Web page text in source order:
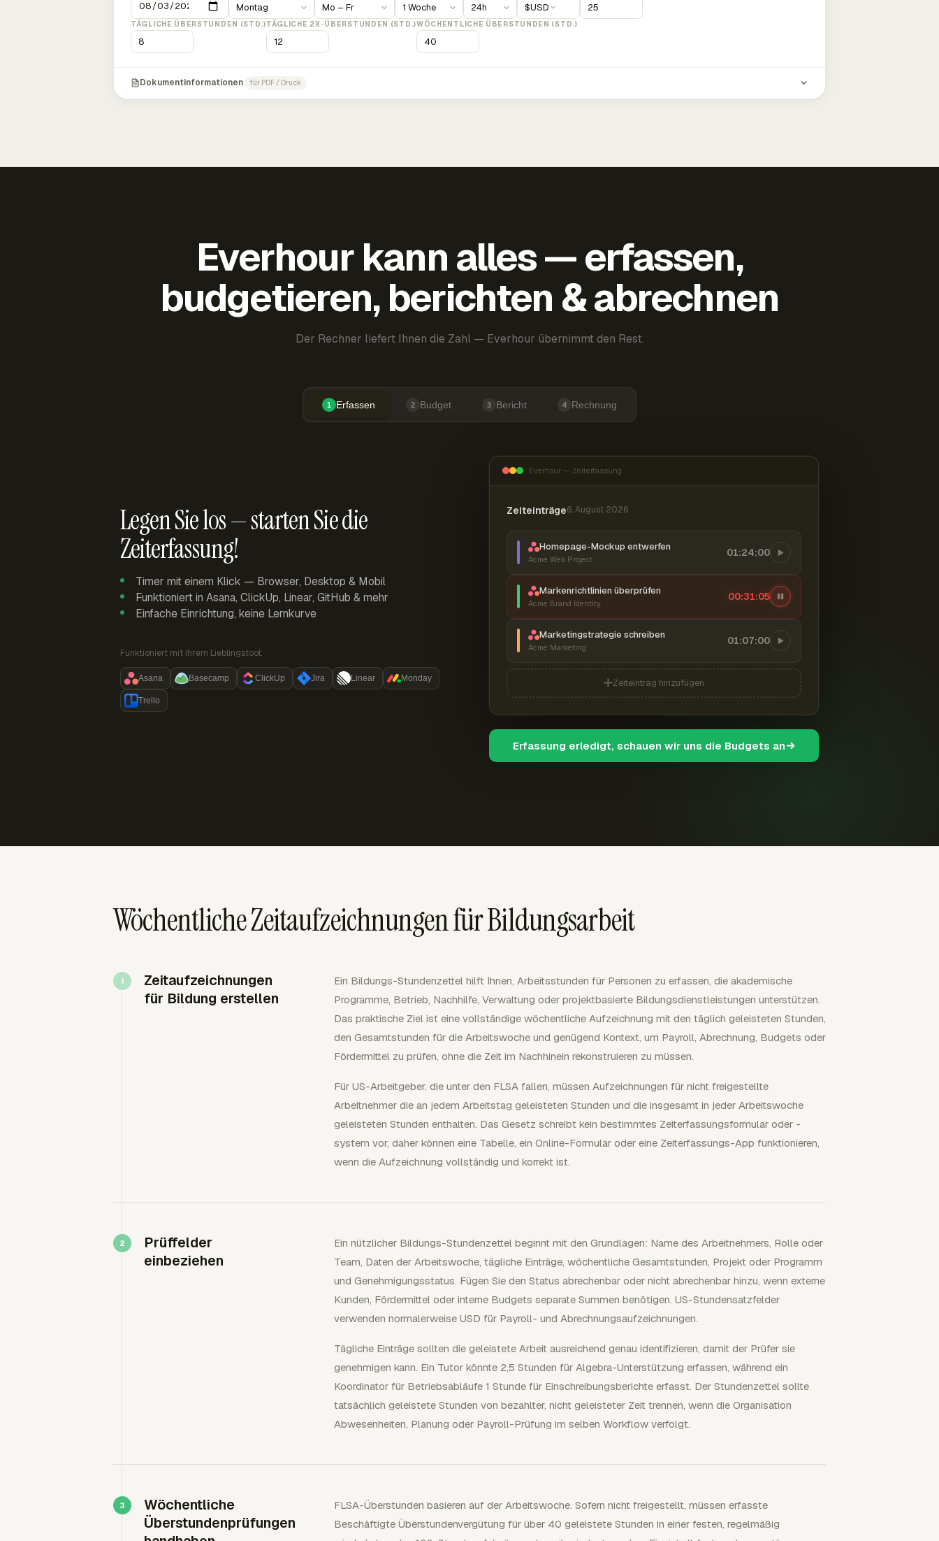
$USD
TÄGLICHE ÜBERSTUNDEN (STD.)TÄGLICHE 2X-ÜBERSTUNDEN (STD.)WÖCHENTLICHE ÜBERSTUNDEN (STD.)
Dokumentinformationen für PDF / Druck
Everhour kann alles — erfassen,
budgetieren, berichten & abrechnen
Der Rechner liefert Ihnen die Zahl — Everhour übernimmt den Rest.
1 Erfassen 2 Budget 3 Bericht 4 Rechnung
Legen Sie los — starten Sie die
Zeiterfassung!
Timer mit einem Klick — Browser, Desktop & Mobil
Funktioniert in Asana, ClickUp, Linear, GitHub & mehr
Einfache Einrichtung, keine Lernkurve
Funktioniert mit Ihrem Lieblingstool:
Asana Basecamp ClickUp Jira Linear Monday
Trello
Everhour — Zeiterfassung
Zeiteinträge6. August 2026
Homepage-Mockup entwerfen
Acme Web Project
01:24:00
Markenrichtlinien überprüfen
Acme Brand Identity
00:31:06
Marketingstrategie schreiben
Acme Marketing
01:07:00
Zeiteintrag hinzufügen
Erfassung erledigt, schauen wir uns die Budgets an
Wöchentliche Zeitaufzeichnungen für Bildungsarbeit
Zeitaufzeichnungen
für Bildung erstellen
Ein Bildungs-Stundenzettel hilft Ihnen, Arbeitsstunden für Personen zu erfassen, die akademische
Programme, Betrieb, Nachhilfe, Verwaltung oder projektbasierte Bildungsdienstleistungen unterstützen.
Das praktische Ziel ist eine vollständige wöchentliche Aufzeichnung mit den täglich geleisteten Stunden,
den Gesamtstunden für die Arbeitswoche und genügend Kontext, um Payroll, Abrechnung, Budgets oder
Fördermittel zu prüfen, ohne die Zeit im Nachhinein rekonstruieren zu müssen.
Für US-Arbeitgeber, die unter den FLSA fallen, müssen Aufzeichnungen für nicht freigestellte
Arbeitnehmer die an jedem Arbeitstag geleisteten Stunden und die insgesamt in jeder Arbeitswoche
geleisteten Stunden enthalten. Das Gesetz schreibt kein bestimmtes Zeiterfassungsformular oder -
system vor, daher können eine Tabelle, ein Online-Formular oder eine Zeiterfassungs-App funktionieren,
wenn die Aufzeichnung vollständig und korrekt ist.
Prüffelder
einbeziehen
Ein nützlicher Bildungs-Stundenzettel beginnt mit den Grundlagen: Name des Arbeitnehmers, Rolle oder
Team, Daten der Arbeitswoche, tägliche Einträge, wöchentliche Gesamtstunden, Projekt oder Programm
und Genehmigungsstatus. Fügen Sie den Status abrechenbar oder nicht abrechenbar hinzu, wenn externe
Kunden, Fördermittel oder interne Budgets separate Summen benötigen. US-Stundensatzfelder
verwenden normalerweise USD für Payroll- und Abrechnungsaufzeichnungen.
Tägliche Einträge sollten die geleistete Arbeit ausreichend genau identifizieren, damit der Prüfer sie
genehmigen kann. Ein Tutor könnte 2,5 Stunden für Algebra-Unterstützung erfassen, während ein
Koordinator für Betriebsabläufe 1 Stunde für Einschreibungsberichte erfasst. Der Stundenzettel sollte
tatsächlich geleistete Stunden von bezahlter, nicht geleisteter Zeit trennen, wenn die Organisation
Abwesenheiten, Planung oder Payroll-Prüfung im selben Workflow verfolgt.
Wöchentliche
Überstundenprüfungen
FLSA-Überstunden basieren auf der Arbeitswoche. Sofern nicht freigestellt, müssen erfasste
Beschäftigte Überstundenvergütung für über 40 geleistete Stunden in einer festen, regelmäßig